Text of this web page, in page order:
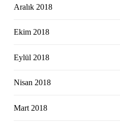
Aralık 2018
Ekim 2018
Eylül 2018
Nisan 2018
Mart 2018